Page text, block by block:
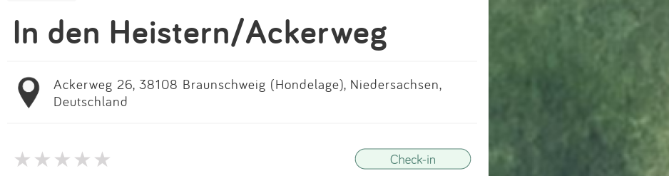
Partner
Impressum
Anmelden
In den Heistern/Ackerweg
Ackerweg 26, 38108 Braunschweig (Hondelage), Niedersachsen,
Deutschland